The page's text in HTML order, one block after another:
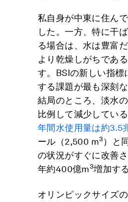
私自身が中東に住ん
した。一方、特に干
る場合は、水は豊富
より乾燥しがちであ
す。BSIの新しい指
する課題が最も深刻
結局のところ、淡水
比例して減少している
年間水使用量は約3.5
ール（2,500 m3 ）と
の状況がすぐに改善
年約400億m3増加す
オリンピックサイズ